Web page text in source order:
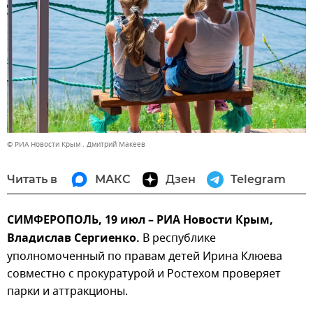
© РИА Новости Крым . Дмитрий Макеев
Читать в МАКС Дзен Telegram
СИМФЕРОПОЛЬ, 19 июл – РИА Новости Крым,
Владислав Сергиенко. В республике
уполномоченный по правам детей Ирина Клюева
совместно с прокуратурой и Ростехом проверяет
парки и аттракционы.